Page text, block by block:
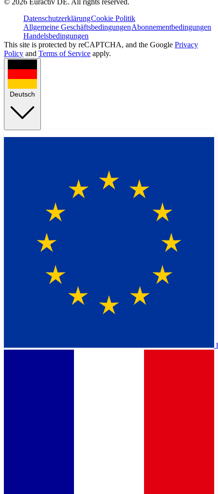
© 2026 Euractiv DE. All rights reserved.
DatenschutzerklärungCookie Politik
Allgemeine GeschäftsbedingungenAbonnementbedingungen
Handelsbedingungen
This site is protected by reCAPTCHA, and the Google Privacy
Policy and Terms of Service apply.
Deutsch